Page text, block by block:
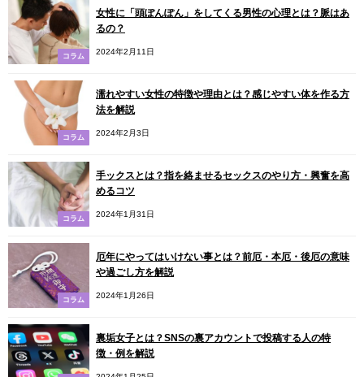
コラム
女性に「頭ぽんぽん」をしてくる男性の心理とは？脈はあ
るの？
2024年2月11日
コラム
濡れやすい女性の特徴や理由とは？感じやすい体を作る方
法を解説
2024年2月3日
コラム
手ックスとは？指を絡ませるセックスのやり方・興奮を高
めるコツ
2024年1月31日
コラム
厄年にやってはいけない事とは？前厄・本厄・後厄の意味
や過ごし方を解説
2024年1月26日
裏垢女子とは？SNSの裏アカウントで投稿する人の特
徴・例を解説